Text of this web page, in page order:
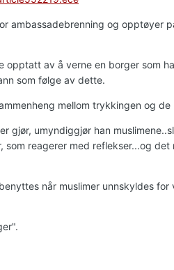
ambassadebrenning og opptøyer
opptatt av å verne en borger som
som følge av dette.
mellom trykkingen og
gjør, umyndiggjør han
som reagerer med reflekser...og
når muslimer unnskyldes